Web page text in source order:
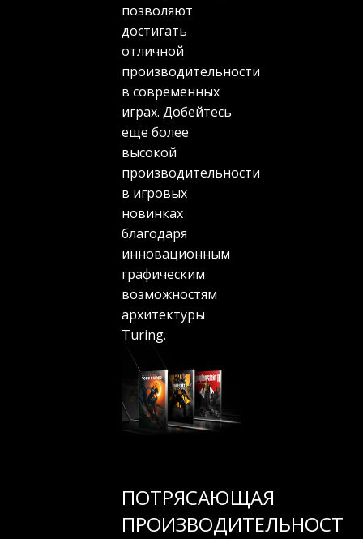
позволяют
достигать
отличной
производительности
в современных
играх. Добейтесь
еще более
высокой
производительности
в игровых
новинках
благодаря
инновационным
графическим
возможностям
архитектуры
Turing.
ПОТРЯСАЮЩАЯ
ПРОИЗВОДИТЕЛЬНОСТЬ